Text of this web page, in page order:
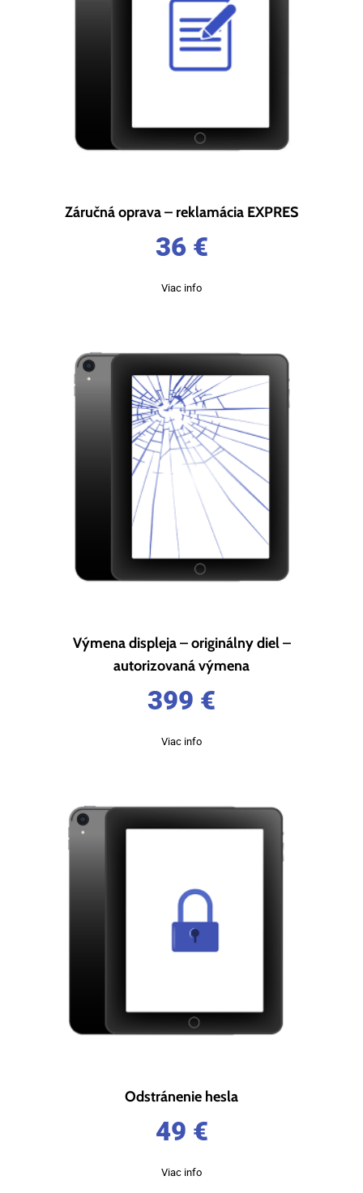
Záručná oprava – reklamácia EXPRES
36 €
Viac info
Výmena displeja – originálny diel –
autorizovaná výmena
399 €
Viac info
Odstránenie hesla
49 €
Viac info